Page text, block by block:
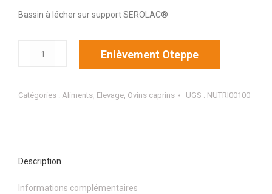
Bassin à lécher sur support SEROLAC®
VITAMINE
Enlèvement Oteppe
Catégories : Aliments, Elevage, Ovins caprins UGS : NUTRI00100
Description
Informations complémentaires